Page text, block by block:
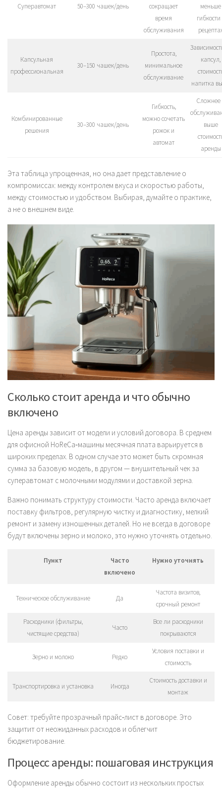
Суперавтомат 50–300 чашек/день
сокращает
время
обслуживания
меньше
гибкости
Капсульная
профессиональная
30–150 чашек/день
Простота,
минимальное
обслуживание
капсул,
напитка
Комбинированные
решения
30–300 чашек/день
Гибкость,
можно сочетать
рожок и
автомат
Сложнее
выше
аренды
Эта таблица упрощенная, но она дает представление о
компромиссах: между контролем вкуса и скоростью работы,
между стоимостью и удобством. Выбирая, думайте о практике,
а не о внешнем виде.
Сколько стоит аренда и что обычно
включено
Цена аренды зависит от модели и условий договора. В среднем
для офисной HoReCa‑машины месячная плата варьируется в
широких пределах. В одном случае это может быть скромная
сумма за базовую модель, в другом — внушительный чек за
суперавтомат с молочными модулями и доставкой зерна.
Важно понимать структуру стоимости. Часто аренда включает
поставку фильтров, регулярную чистку и диагностику, мелкий
ремонт и замену изношенных деталей. Но не всегда в договоре
будут включены зерно и молоко, это нужно уточнять отдельно.
Пункт
Часто
включено
Нужно уточнять
Техническое обслуживание Да
Частота визитов,
срочный ремонт
Расходники (фильтры,
чистящие средства)
Часто
Все ли расходники
покрываются
Зерно и молоко Редко
Условия поставки и
стоимость
Транспортировка и установка Иногда
Стоимость доставки и
монтаж
Совет: требуйте прозрачный прайс‑лист в договоре. Это
защитит от неожиданных расходов и облегчит
бюджетирование.
Процесс аренды: пошаговая инструкция
Оформление аренды обычно состоит из нескольких простых